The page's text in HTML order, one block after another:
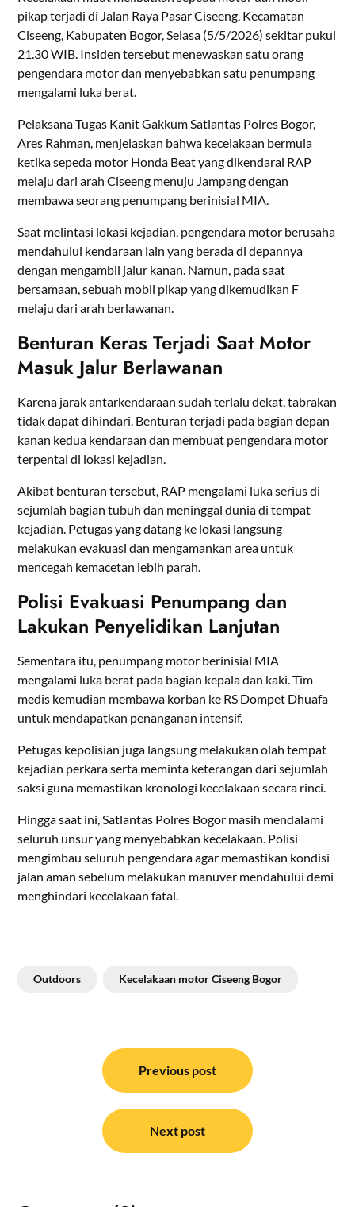
pikap terjadi di Jalan Raya Pasar Ciseeng, Kecamatan
Ciseeng, Kabupaten Bogor, Selasa (5/5/2026) sekitar pukul
21.30 WIB. Insiden tersebut menewaskan satu orang
pengendara motor dan menyebabkan satu penumpang
mengalami luka berat.
Pelaksana Tugas Kanit Gakkum Satlantas Polres Bogor,
Ares Rahman, menjelaskan bahwa kecelakaan bermula
ketika sepeda motor Honda Beat yang dikendarai RAP
melaju dari arah Ciseeng menuju Jampang dengan
membawa seorang penumpang berinisial MIA.
Saat melintasi lokasi kejadian, pengendara motor berusaha
mendahului kendaraan lain yang berada di depannya
dengan mengambil jalur kanan. Namun, pada saat
bersamaan, sebuah mobil pikap yang dikemudikan F
melaju dari arah berlawanan.
Benturan Keras Terjadi Saat Motor
Masuk Jalur Berlawanan
Karena jarak antarkendaraan sudah terlalu dekat, tabrakan
tidak dapat dihindari. Benturan terjadi pada bagian depan
kanan kedua kendaraan dan membuat pengendara motor
terpental di lokasi kejadian.
Akibat benturan tersebut, RAP mengalami luka serius di
sejumlah bagian tubuh dan meninggal dunia di tempat
kejadian. Petugas yang datang ke lokasi langsung
melakukan evakuasi dan mengamankan area untuk
mencegah kemacetan lebih parah.
Polisi Evakuasi Penumpang dan
Lakukan Penyelidikan Lanjutan
Sementara itu, penumpang motor berinisial MIA
mengalami luka berat pada bagian kepala dan kaki. Tim
medis kemudian membawa korban ke RS Dompet Dhuafa
untuk mendapatkan penanganan intensif.
Petugas kepolisian juga langsung melakukan olah tempat
kejadian perkara serta meminta keterangan dari sejumlah
saksi guna memastikan kronologi kecelakaan secara rinci.
Hingga saat ini, Satlantas Polres Bogor masih mendalami
seluruh unsur yang menyebabkan kecelakaan. Polisi
mengimbau seluruh pengendara agar memastikan kondisi
jalan aman sebelum melakukan manuver mendahului demi
menghindari kecelakaan fatal.
Outdoors Kecelakaan motor Ciseeng Bogor
Previous post
Next post